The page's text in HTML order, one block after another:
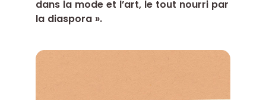
dans la mode et l’art, le tout nourri par
la diaspora ».